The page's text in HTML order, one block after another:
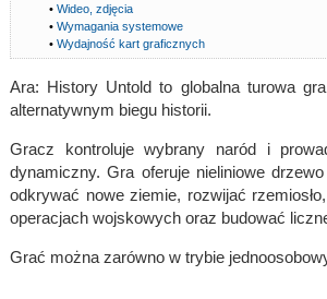
•Wideo, zdjęcia
•Wymagania systemowe
•Wydajność kart graficznych
Ara: History Untold to globalna turowa
alternatywnym biegu historii.
Gracz kontroluje wybrany naród i
dynamiczny. Gra oferuje nieliniowe
odkrywać nowe ziemie, rozwijać
operacjach wojskowych oraz budować
Grać można zarówno w trybie